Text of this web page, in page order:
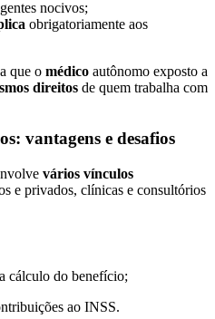
nocivos;
obrigatoriamente aos
que o médico autônomo exposto a
direitos de quem trabalha com
vantagens e desafios
vários vínculos
e privados, clínicas e consultórios
cálculo do benefício;
ao INSS.